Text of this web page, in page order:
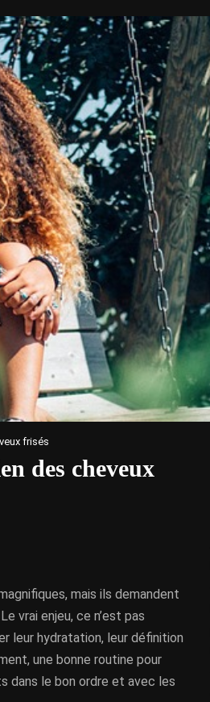
frisés
des cheveux
mais ils demandent
vrai enjeu, ce n’est pas
leur hydratation, leur définition
une bonne routine pour
dans le bon ordre et avec les